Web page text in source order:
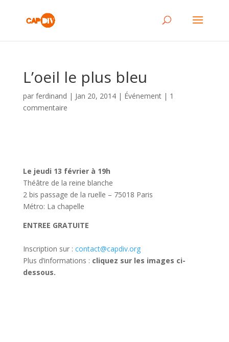
L’oeil le plus bleu
par ferdinand | Jan 20, 2014| Événement| 1
commentaire
Le jeudi 13 février à 19h
Théâtre de la reine blanche
2 bis passage de la ruelle – 75018 Paris
Métro: La chapelle
ENTREE GRATUITE
Inscription sur : contact@capdiv.org
Plus d’informations : cliquez sur les images ci-
dessous.